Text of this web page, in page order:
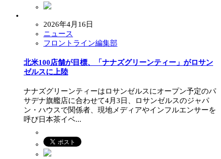
2026年4月16日
ニュース
フロントライン編集部
北米100店舗が目標、「ナナズグリーンティー」がロサン
ゼルスに上陸
ナナズグリーンティーはロサンゼルスにオープン予定のパ
サデナ旗艦店に合わせて4月3日、ロサンゼルスのジャパ
ン・ハウスで関係者、現地メディアやインフルエンサーを
呼び日本茶イベ...